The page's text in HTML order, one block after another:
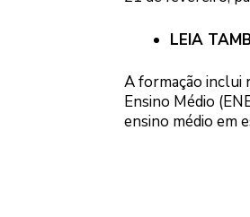
LEIA
A formação inclui
Ensino Médio
ensino médio em